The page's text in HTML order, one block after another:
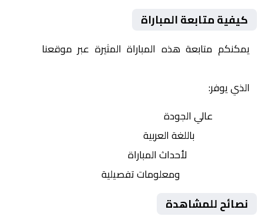
كيفية متابعة المباراة
يمكنكم متابعة هذه المباراة المثيرة عبر موقعنا
الذي يوفر:
عالي الجودة
باللغة العربية
لأحداث المباراة
ومعلومات تفصيلية
نصائح للمشاهدة